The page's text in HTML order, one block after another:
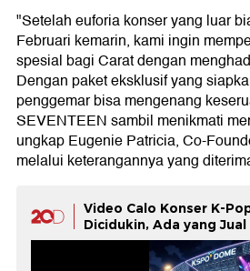
"Setelah euforia konser yang luar
Februari kemarin, kami ingin
spesial bagi Carat dengan
Dengan paket eksklusif yang
penggemar bisa mengenang
SEVENTEEN sambil menikmati
ungkap Eugenie Patricia, Co-
melalui keterangannya yang
Video Calo Konser K-
Dicidukin, Ada yang